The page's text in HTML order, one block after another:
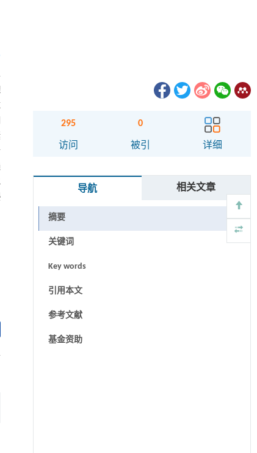
295
访问
0
被引 详细
导航 相关文章
摘要
关键词
Key words
引用本文
参考文献
基金资助